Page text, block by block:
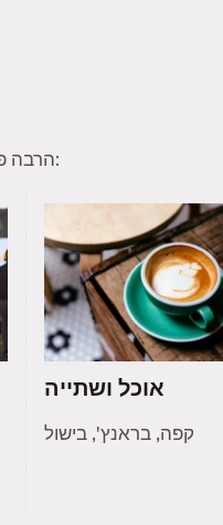
הרבה פעמים חברי טינדר מוצאים תחומי עניין משותפים להם ולחברי קהילה אחרים. הנה כמה תחומי עניין נפוצים:
אוכל ושתייה
קפה, בראנץ', בישול